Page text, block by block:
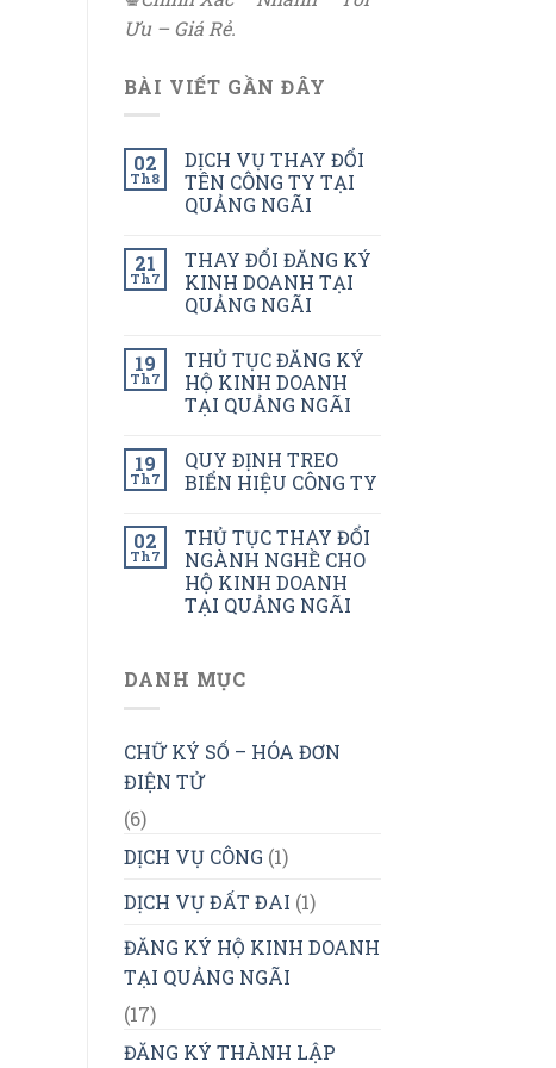
Ưu – Giá Rẻ.
BÀI VIẾT GẦN ĐÂY
02
Th8
DỊCH VỤ THAY ĐỔI
TÊN CÔNG TY TẠI
QUẢNG NGÃI
21
Th7
THAY ĐỔI ĐĂNG KÝ
KINH DOANH TẠI
QUẢNG NGÃI
19
Th7
THỦ TỤC ĐĂNG KÝ
HỘ KINH DOANH
TẠI QUẢNG NGÃI
19
Th7
QUY ĐỊNH TREO
BIỂN HIỆU CÔNG TY
02
Th7
THỦ TỤC THAY ĐỔI
NGÀNH NGHỀ CHO
HỘ KINH DOANH
TẠI QUẢNG NGÃI
DANH MỤC
CHỮ KÝ SỐ – HÓA ĐƠN
ĐIỆN TỬ
(6)
DỊCH VỤ CÔNG (1)
DỊCH VỤ ĐẤT ĐAI (1)
ĐĂNG KÝ HỘ KINH DOANH
TẠI QUẢNG NGÃI
(17)
ĐĂNG KÝ THÀNH LẬP